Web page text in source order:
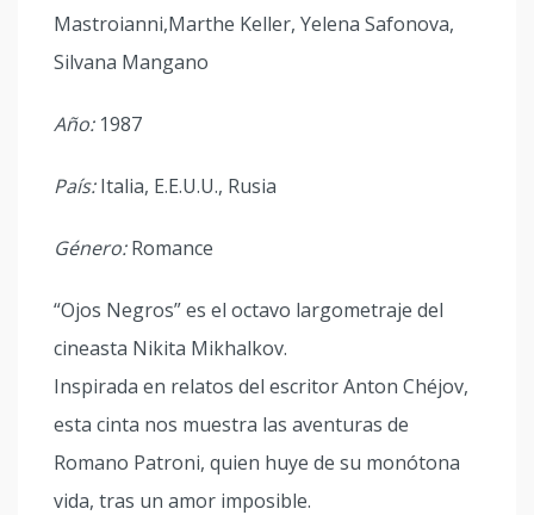
Mastroianni,Marthe Keller, Yelena Safonova,
Silvana Mangano
Año: 1987
País:Italia, E.E.U.U., Rusia
Género:Romance
“Ojos Negros” es el octavo largometraje del
cineasta Nikita Mikhalkov.
Inspirada en relatos del escritor Anton Chéjov,
esta cinta nos muestra las aventuras de
Romano Patroni, quien huye de su monótona
vida, tras un amor imposible.